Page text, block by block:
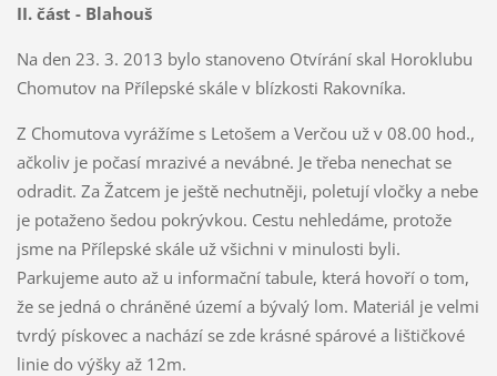
II. část - Blahouš
Na den 23. 3. 2013 bylo stanoveno Otvírání skal Horoklubu
Chomutov na Přílepské skále v blízkosti Rakovníka.
Z Chomutova vyrážíme s Letošem a Verčou už v 08.00 hod.,
ačkoliv je počasí mrazivé a nevábné. Je třeba nenechat se
odradit. Za Žatcem je ještě nechutněji, poletují vločky a nebe
je potaženo šedou pokrývkou. Cestu nehledáme, protože
jsme na Přílepské skále už všichni v minulosti byli.
Parkujeme auto až u informační tabule, která hovoří o tom,
že se jedná o chráněné území a bývalý lom. Materiál je velmi
tvrdý pískovec a nachází se zde krásné spárové a lištičkové
linie do výšky až 12m.